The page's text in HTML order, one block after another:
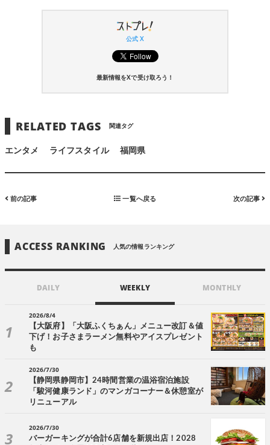
公式 X
最新情報をXで受け取ろう！
RELATED TAGS 関連タグ
エンタメ ライフスタイル 福岡県
前の記事 一覧へ戻る 次の記事
ACCESS RANKING 人気の情報ランキング
DAILY WEEKLY MONTHLY
2026/8/4
【大阪府】「大阪ふくちぁん」メニュー改訂＆値
下げ！お子さまラーメン無料やアイスプレゼント
も
2026/7/30
【静岡県静岡市】24時間営業の温浴宿泊施設
「駿河健康ランド」のマンガコーナー＆休憩室が
リニューアル
2026/7/30
バーガーキングが合計6店舗を新規出店！2028